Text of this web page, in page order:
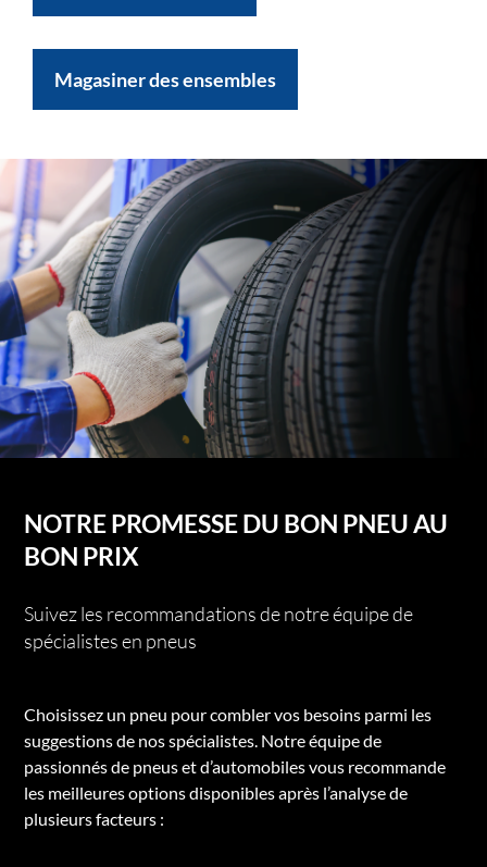
Magasiner des ensembles
NOTRE PROMESSE DU BON PNEU AU
BON PRIX
Suivez les recommandations de notre équipe de
spécialistes en pneus
Choisissez un pneu pour combler vos besoins parmi les
suggestions de nos spécialistes. Notre équipe de
passionnés de pneus et d’automobiles vous recommande
les meilleures options disponibles après l’analyse de
plusieurs facteurs :